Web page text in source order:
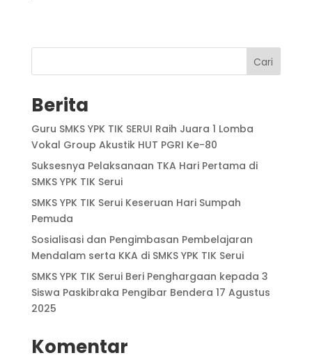
Cari
Berita
Guru SMKS YPK TIK SERUI Raih Juara 1 Lomba
Vokal Group Akustik HUT PGRI Ke-80
Suksesnya Pelaksanaan TKA Hari Pertama di
SMKS YPK TIK Serui
SMKS YPK TIK Serui Keseruan Hari Sumpah
Pemuda
Sosialisasi dan Pengimbasan Pembelajaran
Mendalam serta KKA di SMKS YPK TIK Serui
SMKS YPK TIK Serui Beri Penghargaan kepada 3
Siswa Paskibraka Pengibar Bendera 17 Agustus
2025
Komentar